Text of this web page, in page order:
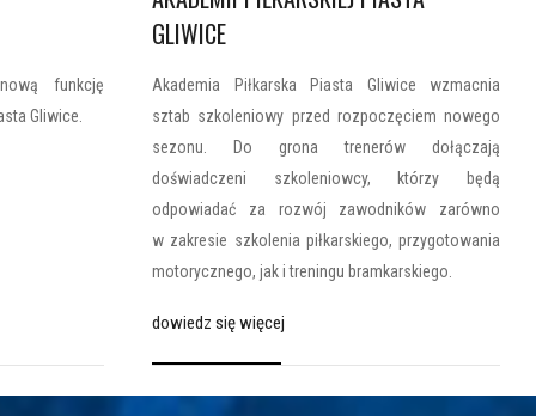
funkcję
Gliwice.
GLIWICE
Akademia Piłkarska Piasta Gliwice wzmacnia
sztab szkoleniowy przed rozpoczęciem nowego
sezonu. Do grona trenerów dołączają
doświadczeni szkoleniowcy, którzy będą
odpowiadać za rozwój zawodników zarówno
w zakresie szkolenia piłkarskiego, przygotowania
motorycznego, jak i treningu bramkarskiego.
dowiedz się więcej